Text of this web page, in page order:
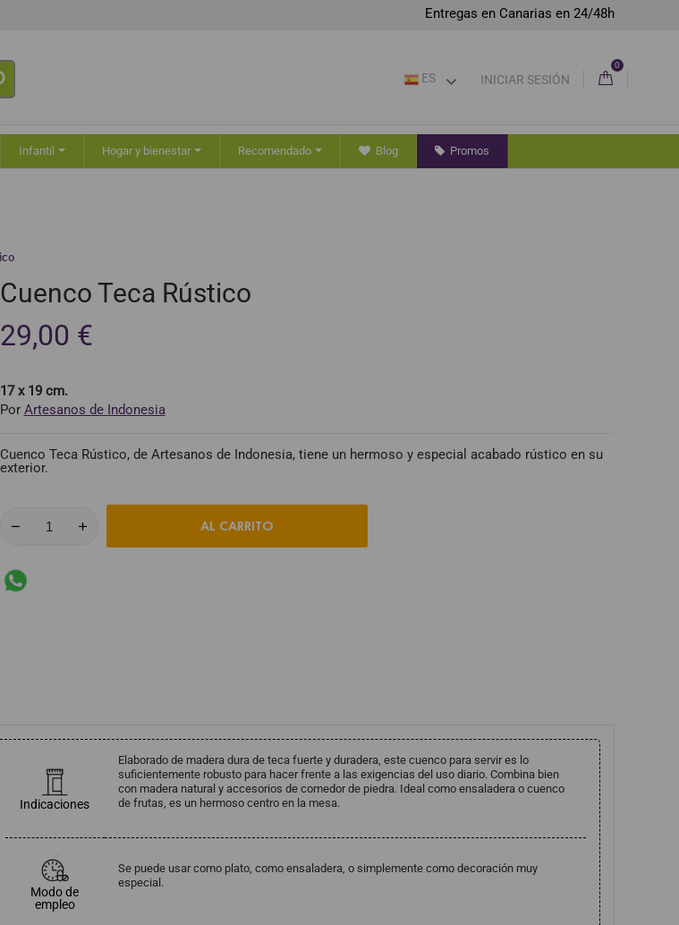
Entregas en Canarias en 24/48h
ES INICIAR SESIÓN
0
Infantil Hogar y bienestar Recomendado Blog Promos
Cuenco Teca Rústico
29,00 €
17 x 19 cm.
Por Artesanos de Indonesia
Cuenco Teca Rústico, de Artesanos de Indonesia, tiene un hermoso y especial acabado rústico en su
exterior.
AL CARRITO
Indicaciones
Elaborado de madera dura de teca fuerte y duradera, este cuenco para servir es lo
suficientemente robusto para hacer frente a las exigencias del uso diario. Combina bien
con madera natural y accesorios de comedor de piedra. Ideal como ensaladera o cuenco
de frutas, es un hermoso centro en la mesa.
Modo de
empleo
Se puede usar como plato, como ensaladera, o simplemente como decoración muy
especial.